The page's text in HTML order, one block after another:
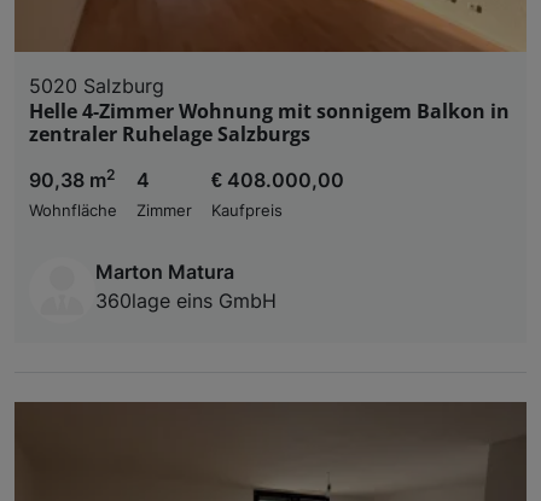
5020 Salzburg
Helle 4-Zimmer Wohnung mit sonnigem Balkon in
zentraler Ruhelage Salzburgs
90,38 m2
Wohnfläche
4
Zimmer
€ 408.000,00
Kaufpreis
Marton Matura
360lage eins GmbH